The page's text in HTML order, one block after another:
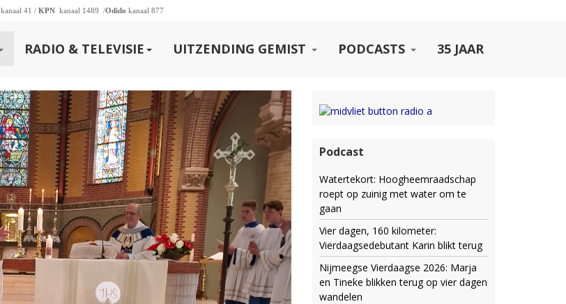
kanaal 41 / KPN kanaal 1489 /Odido kanaal 877
RADIO & TELEVISIE UITZENDING GEMIST PODCASTS 35 JAAR
Podcast
Watertekort: Hoogheemraadschap
roept op zuinig met water om te
gaan
Vier dagen, 160 kilometer:
Vierdaagsedebutant Karin blikt terug
Nijmeegse Vierdaagse 2026: Marja
en Tineke blikken terug op vier dagen
wandelen